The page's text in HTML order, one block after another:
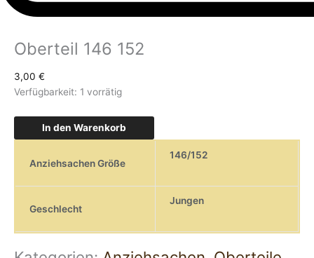
Oberteil 146 152
3,00 €
Verfügbarkeit: 1 vorrätig
In den Warenkorb
Anziehsachen Größe
146/152
Geschlecht
Jungen